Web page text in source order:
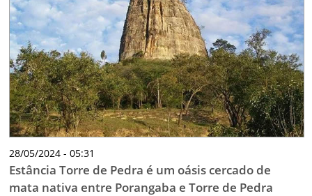
28/05/2024 - 05:31
Estância Torre de Pedra é um oásis cercado de
mata nativa entre Porangaba e Torre de Pedra